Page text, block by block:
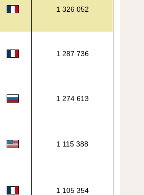
1 326 052
1 287 736
1 274 613
1 115 388
1 105 354